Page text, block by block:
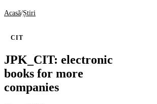
01Acasă
02Despre noi
Acasă/Știri
CIT
JPK_CIT: electronic
books for more
companies